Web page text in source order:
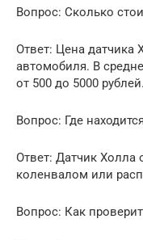
Вопрос: Сколько
Ответ: Цена датчика
автомобиля. В
от 500 до 5000 рублей.
Вопрос: Где
Ответ: Датчик
коленвалом или
Вопрос: Как